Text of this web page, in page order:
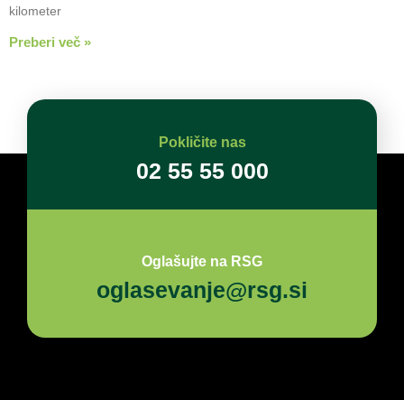
kilometer
Preberi več »
Pokličite nas
02 55 55 000
Oglašujte na RSG
oglasevanje@rsg.si